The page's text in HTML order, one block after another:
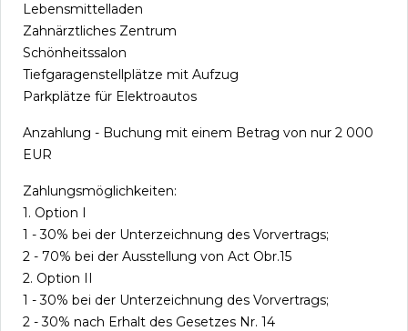
Lebensmittelladen
Zahnärztliches Zentrum
Schönheitssalon
Tiefgaragenstellplätze mit Aufzug
Parkplätze für Elektroautos
Anzahlung - Buchung mit einem Betrag von nur 2 000
EUR
Zahlungsmöglichkeiten:
1. Option I
1 - 30% bei der Unterzeichnung des Vorvertrags;
2 - 70% bei der Ausstellung von Act Obr.15
2. Option II
1 - 30% bei der Unterzeichnung des Vorvertrags;
2 - 30% nach Erhalt des Gesetzes Nr. 14